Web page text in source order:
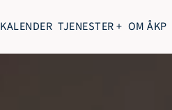
KALENDER TJENESTER + OM ÅKP